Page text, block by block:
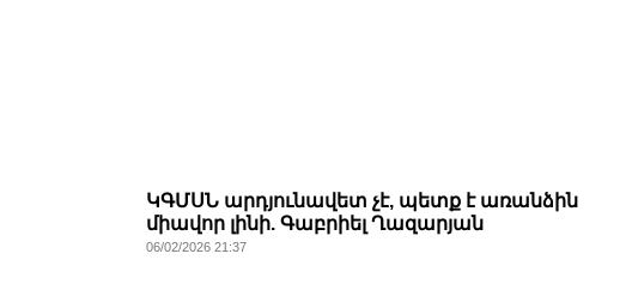
ԿԳՄՍՆ արդյունավետ չէ, պետք է առանձին
միավոր լինի. Գաբրիել Ղազարյան
06/02/2026 21:37